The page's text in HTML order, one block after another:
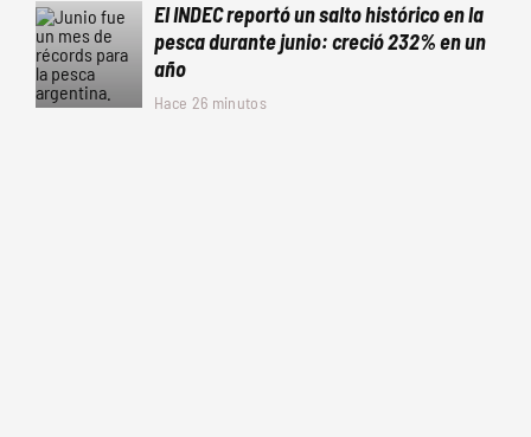
El INDEC reportó un salto histórico en la
pesca durante junio: creció 232% en un
año
Hace 26 minutos